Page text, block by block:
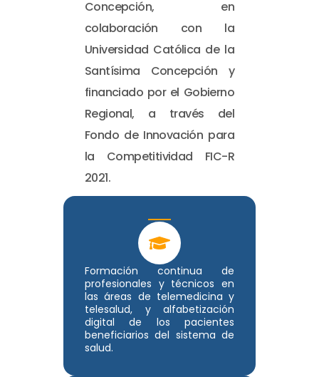
Formación continua de
profesionales y técnicos en
las áreas de telemedicina y
telesalud, y alfabetización
digital de los pacientes
beneficiarios del sistema de
salud.
Concepción, en
colaboración con la
Universidad Católica de la
Santísima Concepción y
financiado por el Gobierno
Regional, a través del
Fondo de Innovación para
la Competitividad FIC-R
2021.